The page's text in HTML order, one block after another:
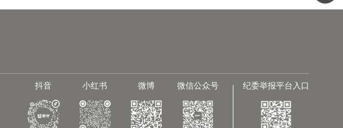
抖音 小红书 微博 微信公众号 纪委举报平台入口